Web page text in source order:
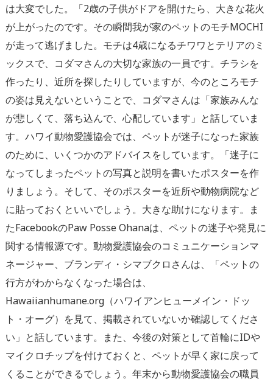
は大変でした。「2歳の子供がドアを開けたら、大きな花火
が上がったのです。その瞬間我が家のペットのモチMOCHI
が走って逃げました。モチは4歳になるチワワとテリアのミ
ックスで、コダマさんの大切な家族の一員です。チラシを
作ったり、近所を探したりしていますが、今のところモチ
の姿は見えないということで、コダマさんは「家族みんな
が悲しくて、落ち込んで、心配しています」と話していま
す。 ハワイ動物愛護協会では、ペットが迷子になった家族
のために、いくつかのアドバイスをしています。「迷子に
なってしまったペットの写真と説明を書いたポスターを作
りましょう。そして、そのポスターを近所や動物病院など
に貼っておくといいでしょう。大きな助けになります。ま
たFacebookのPaw Posse Ohanaは、ペットの迷子や発見に
関する情報源です。 動物愛護協会のコミュニケーションマ
ネージャー、ブランディ・シマブクロさんは、「ペットの
行方がわからなくなった場合は、
Hawaiianhumane.org （ハワイアンヒューメイン・ドッ
ト・オーグ） を見て、掲載されていないか確認してくださ
い」と話しています。
また、今後の対策として首輪にIDや
マイクロチップを付けておくと、ペットが早く家に戻って
くることができるでしょう。 年末から動物愛護協会の職員